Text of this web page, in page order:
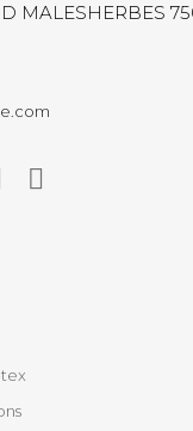
MALESHERBES